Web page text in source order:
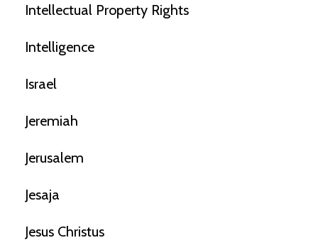
Intellectual Property Rights
Intelligence
Israel
Jeremiah
Jerusalem
Jesaja
Jesus Christus